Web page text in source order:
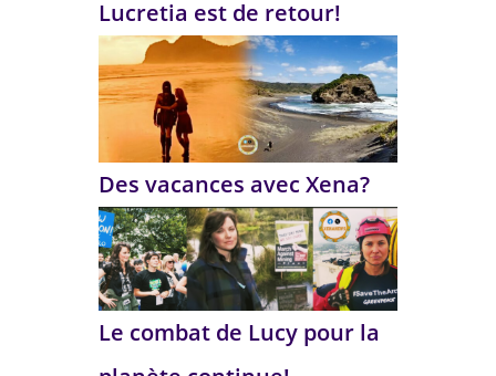
Lucretia est de retour!
Des vacances avec Xena?
Le combat de Lucy pour la